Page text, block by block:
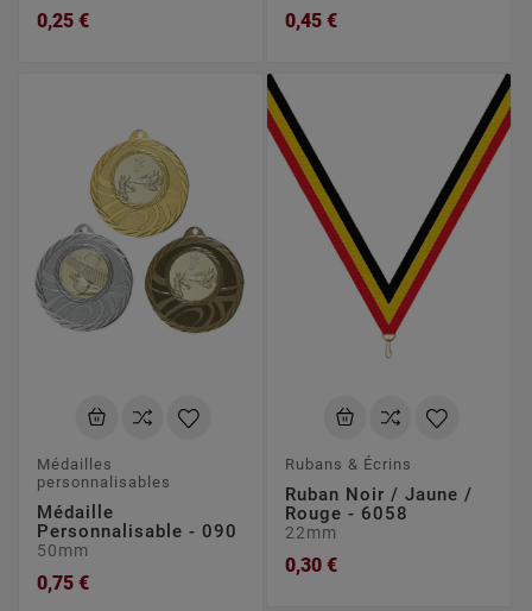
0,25 € 0,45 €
Médailles
personnalisables
Médaille
Personnalisable - 090
50mm
0,75 €
Rubans & Écrins
Ruban Noir / Jaune /
Rouge - 6058
22mm
0,30 €